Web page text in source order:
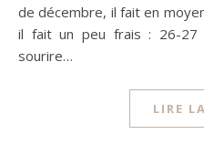
de décembre, il fait en
il fait un peu frais : 26-27
sourire…
LIRE